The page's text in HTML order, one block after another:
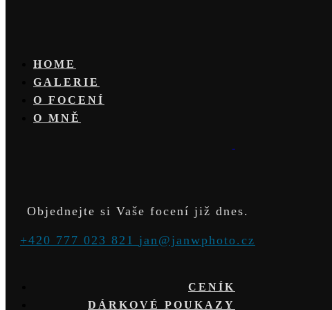
HOME
GALERIE
O FOCENÍ
O MNĚ
Objednejte si Vaše focení již dnes.
+420 777 023 821 jan@janwphoto.cz
CENÍK
DÁRKOVÉ POUKAZY